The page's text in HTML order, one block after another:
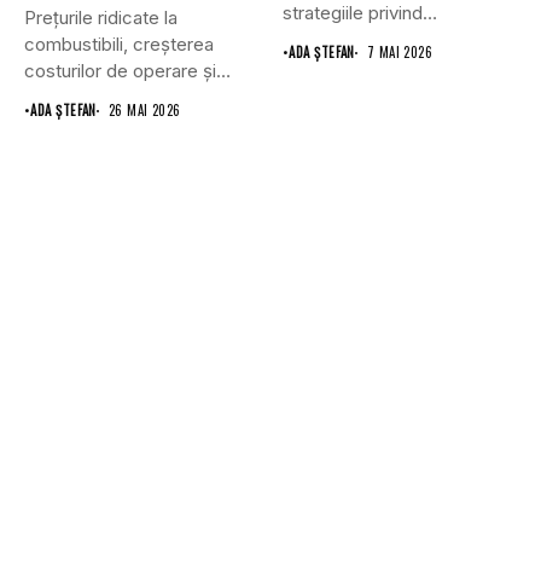
Prețurile ridicate la
combustibili, creșterea
costurilor de operare și
noile reglementări
sporesc...
•ADA ȘTEFAN 26 MAI 2026
strategiile privind
gestionarea flotei auto la...
•ADA ȘTEFAN 7 MAI 2026